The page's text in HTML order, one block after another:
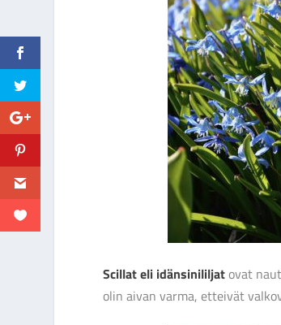
Scillat eli idänsinililjatovat
olin aivan varma, etteivät